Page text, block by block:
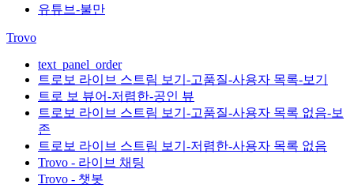
유튜브-불만
Trovo
text_panel_order
트로보 라이브 스트림 보기-고품질-사용자 목록-보기
트로 보 뷰어-저렴한-공인 뷰
트로보 라이브 스트림 보기-고품질-사용자 목록 없음-보
존
트로보 라이브 스트림 보기-저렴한-사용자 목록 없음
Trovo - 라이브 채팅
Trovo - 챗봇